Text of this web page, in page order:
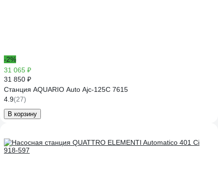
-2%
31 065 ₽
31 850 ₽
Станция AQUARIO Auto Ajc-125C 7615
4.9(27)
В корзину